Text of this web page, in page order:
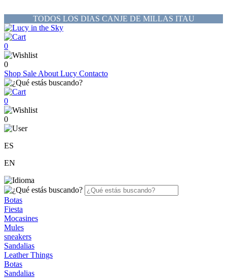
TODOS LOS DIAS CANJE DE MILLAS ITAU
0
0
Shop Sale About Lucy Contacto
0
0
ES
EN
Botas
Fiesta
Mocasines
Mules
sneakers
Sandalias
Leather Things
Botas
Sandalias